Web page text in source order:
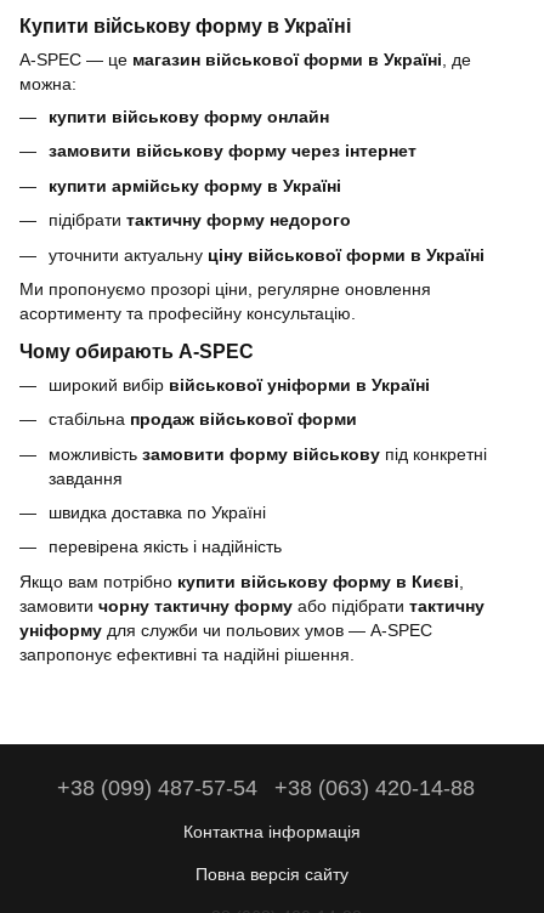
Купити військову форму в Україні
A-SPEC — це магазин військової форми в Україні , де
можна:
купити військову форму онлайн
замовити військову форму через інтернет
купити армійську форму в Україні
підібрати тактичну форму недорого
уточнити актуальну ціну військової форми в Україні
Ми пропонуємо прозорі ціни, регулярне оновлення
асортименту та професійну консультацію.
Чому обирають A-SPEC
широкий вибір військової уніформи в Україні
стабільна продаж військової форми
можливість замовити форму військову під конкретні
завдання
швидка доставка по Україні
перевірена якість і надійність
Якщо вам потрібно купити військову форму в Києві
замовити чорну тактичну форму або підібрати тактичну
уніформу для служби чи польових умов — A-SPEC
запропонує ефективні та надійні рішення.
+38 (099) 487-57-54 +38 (063) 420-14-88
Контактна інформація
Повна версія сайту